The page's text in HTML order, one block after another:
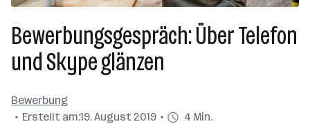
Bewerbungsgespräch: Über Telefon
und Skype glänzen
Bewerbung
Erstellt am:19. August 2019 4 Min.